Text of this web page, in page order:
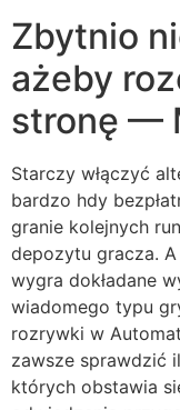
Zbytnio
ażeby
stronę —
Starczy włączyć
bardzo hdy
granie kolejnych
depozytu gracza.
wygra dokładane
wiadomego typu
rozrywki w
zawsze sprawdzić
których obstawia